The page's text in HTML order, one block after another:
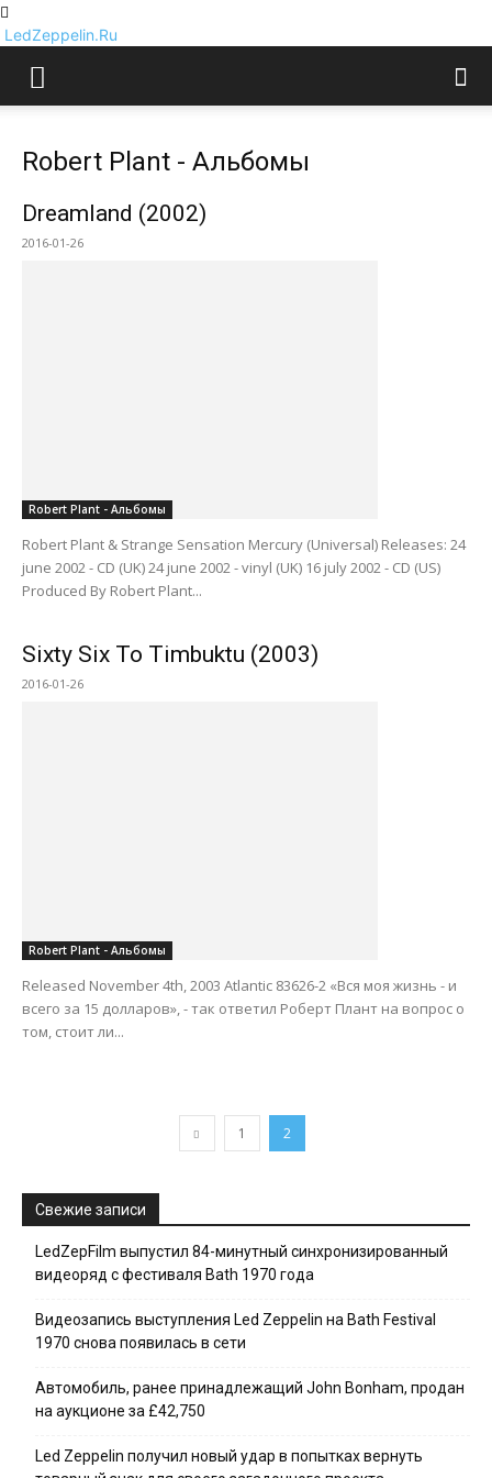
LedZeppelin.Ru
Robert Plant - Альбомы
Dreamland (2002)
2016-01-26
Robert Plant - Альбомы
Robert Plant & Strange Sensation Mercury (Universal) Releases: 24
june 2002 - CD (UK) 24 june 2002 - vinyl (UK) 16 july 2002 - CD (US)
Produced By Robert Plant...
Sixty Six To Timbuktu (2003)
2016-01-26
Robert Plant - Альбомы
Released November 4th, 2003 Atlantic 83626-2 «Вся моя жизнь - и
всего за 15 долларов», - так ответил Роберт Плант на вопрос о
том, стоит ли...
1 2
Свежие записи
LedZepFilm выпустил 84-минутный синхронизированный
видеоряд с фестиваля Bath 1970 года
Видеозапись выступления Led Zeppelin на Bath Festival
1970 снова появилась в сети
Автомобиль, ранее принадлежащий John Bonham, продан
на аукционе за £42,750
Led Zeppelin получил новый удар в попытках вернуть